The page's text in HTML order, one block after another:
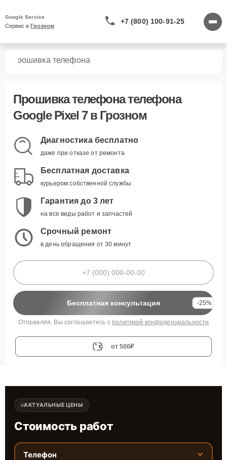
Google Service
Сервис в Грозном
+7 (800) 100-91-25
Прошивка телефона
Прошивка телефона телефона
Google Pixel 7 в Грозном
Диагностика бесплатно
даже при отказе от ремонта
Бесплатная доставка
курьером собственной службы
Гарантия до 3 лет
на все виды работ и запчастей
Срочный ремонт
в день обращения от 30 минут
Бесплатная консультация -25%
Отправляя, Вы соглашаетесь с политикой конфиденциальности
от 500₽
АКТУАЛЬНЫЕ ЦЕНЫ
Стоимость работ
Телефон